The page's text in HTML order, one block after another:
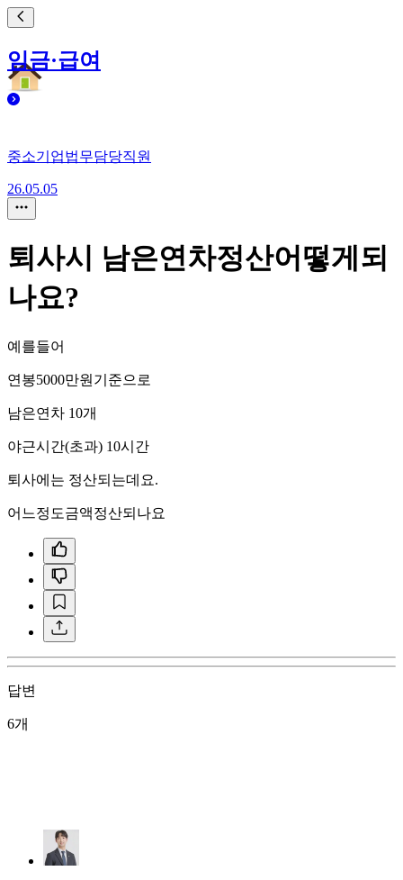
임금·급여
중소기업법무담당직원
26.05.05
퇴사시 남은연차정산어떻게되
나요?
예를들어
연봉5000만원기준으로
남은연차 10개
야근시간(초과) 10시간
퇴사에는 정산되는데요.
어느정도금액정산되나요
답변
6개